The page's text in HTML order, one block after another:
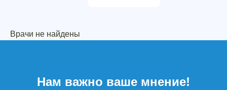
Врачи не найдены
Нам важно ваше мнение!